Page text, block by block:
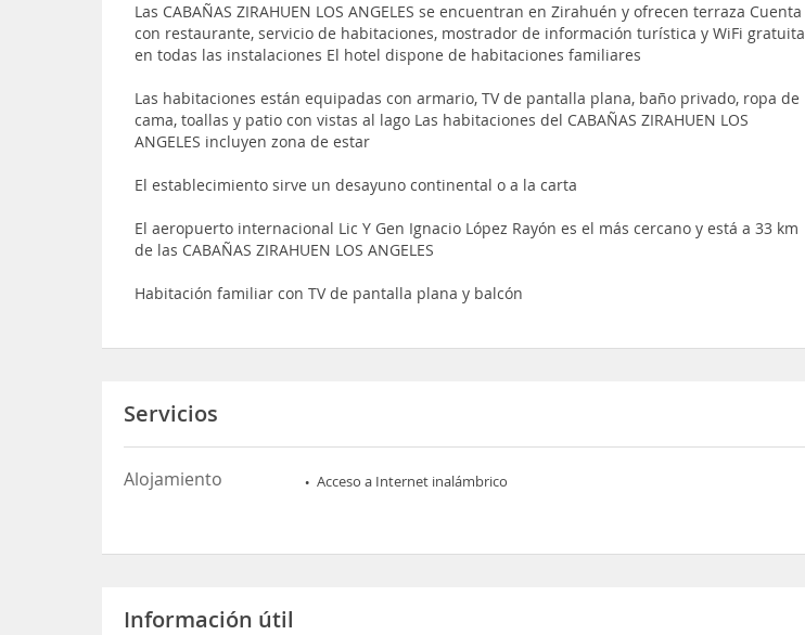
Las CABAÑAS ZIRAHUEN LOS ANGELES se encuentran en Zirahuén y ofrecen terraza Cuenta
con restaurante, servicio de habitaciones, mostrador de información turística y WiFi gratuita
en todas las instalaciones El hotel dispone de habitaciones familiares
Las habitaciones están equipadas con armario, TV de pantalla plana, baño privado, ropa de
cama, toallas y patio con vistas al lago Las habitaciones del CABAÑAS ZIRAHUEN LOS
ANGELES incluyen zona de estar
El establecimiento sirve un desayuno continental o a la carta
El aeropuerto internacional Lic Y Gen Ignacio López Rayón es el más cercano y está a 33 km
de las CABAÑAS ZIRAHUEN LOS ANGELES
Habitación familiar con TV de pantalla plana y balcón
Servicios
Alojamiento Acceso a Internet inalámbrico
Información útil